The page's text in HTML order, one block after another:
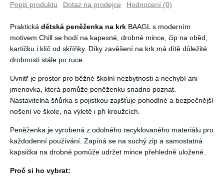
Popis produktu Dotaz na prodejce Hodnocení (0)
Praktická dětská peněženka na krk BAAGL s moderním
motivem Chill se hodí na kapesné, drobné mince, čip na oběd,
kartičku i klíč od skříňky. Díky zavěšení na krk má dítě důležité
drobnosti stále po ruce.
Uvnitř je prostor pro běžné školní nezbytnosti a nechybí ani
jmenovka, která pomůže peněženku snadno poznat.
Nastavitelná šňůrka s pojistkou zajišťuje pohodlné a bezpečnější
nošení ve škole, na výletě i při kroužcích.
Peněženka je vyrobená z odolného recyklovaného materiálu pro
každodenní používání. Zapíná se na suchý zip a samostatná
kapsička na drobné pomůže udržet mince přehledně uložené.
Proč si ho vybrat: